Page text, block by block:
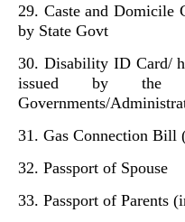
29. Caste and Domicile
by State Govt
30. Disability ID Card/
issued by the
Governments/
31. Gas Connection Bill
32. Passport of Spouse
33. Passport of Parents